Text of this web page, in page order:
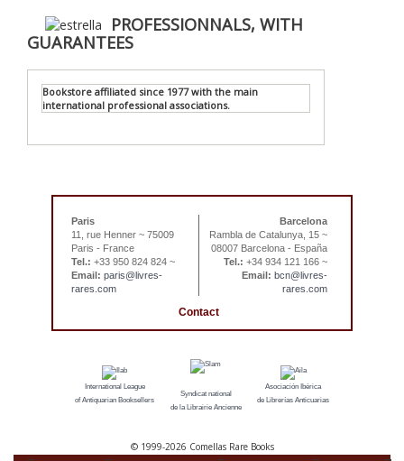
PROFESSIONNALS, WITH
GUARANTEES
Bookstore affiliated since 1977 with the main
international professional associations.
Paris
11, rue Henner ~ 75009
Paris - France
Tel.: +33 950 824 824 ~
Email: paris@livres-
rares.com
Barcelona
Rambla de Catalunya, 15 ~
08007 Barcelona - España
Tel.: +34 934 121 166 ~
Email: bcn@livres-
rares.com
Contact
International League
of Antiquarian Booksellers
Syndicat national
de la Librairie Ancienne
Asociación Ibérica
de Librerías Anticuarias
© 1999-2026 Comellas Rare Books